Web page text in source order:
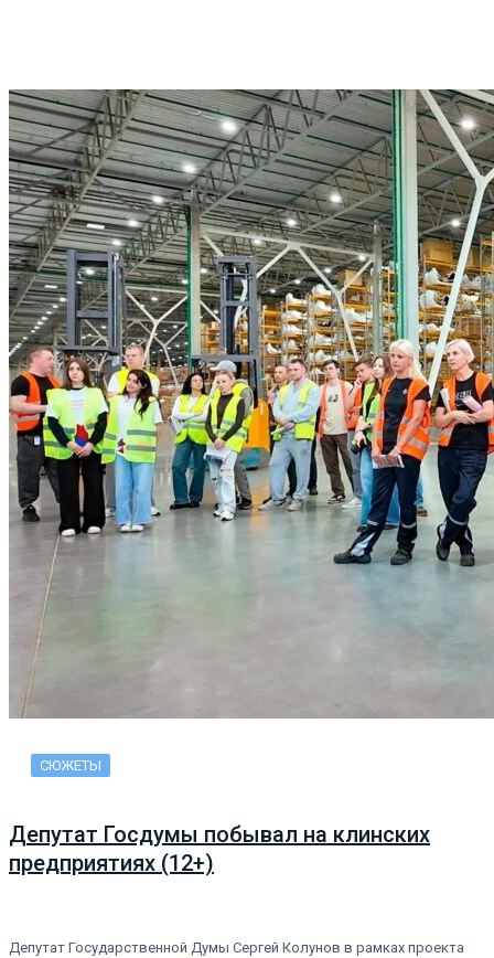
СЮЖЕТЫ
Депутат Госдумы побывал на клинских
предприятиях (12+)
Депутат Государственной Думы Сергей Колунов в рамках проекта